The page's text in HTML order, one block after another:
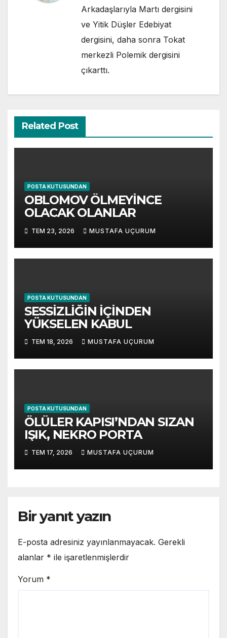
Arkadaşlarıyla Martı dergisini
ve Yitik Düşler Edebiyat
dergisini, daha sonra Tokat
merkezli Polemik dergisini
çıkarttı.
Related Post
POSTA KUTUSUNDAN
OBLOMOV ÖLMEYİNCE
OLACAK OLANLAR
TEM 23, 2026 MUSTAFA UÇURUM
POSTA KUTUSUNDAN
SESSİZLİĞİN İÇİNDEN
YÜKSELEN KABUL
TEM 18, 2026 MUSTAFA UÇURUM
POSTA KUTUSUNDAN
ÖLÜLER KAPISI’NDAN SIZAN
IŞIK, NEKRO PORTA
TEM 17, 2026 MUSTAFA UÇURUM
Bir yanıt yazın
E-posta adresiniz yayınlanmayacak. Gerekli
alanlar * ile işaretlenmişlerdir
Yorum *